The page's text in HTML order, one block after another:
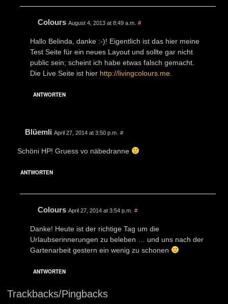
Colours August 4, 2013 at 8:49 a.m. #
Hallo Belinda, danke :-)! Eigentlich ist das hier meine
Test Seite für ein neues Layout und sollte gar nicht
public sein; scheint ich habe etwas falsch gemacht.
Die Live Seite ist hier http://livingcolours.me
ANTWORTEN
Blüemli April 27, 2014 at 3:50 p.m. #
Schöni HP! Gruess vo näbedranne
ANTWORTEN
Colours April 27, 2014 at 3:54 p.m. #
Danke! Heute ist der richtige Tag um die
Urlaubserinnerungen zu beleben … und uns nach der
Gartenarbeit gestern ein wenig zu schonen
ANTWORTEN
Trackbacks/Pingbacks